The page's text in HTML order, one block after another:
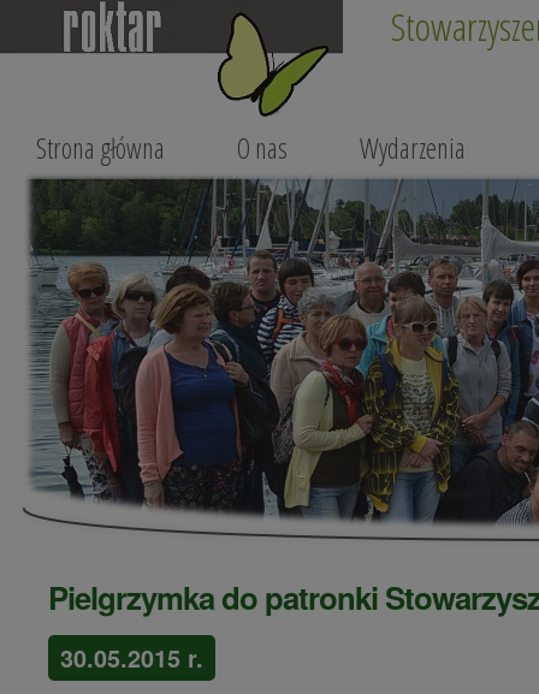
Strona główna O nas Wydarzenia
Pielgrzymka do patronki
30.05.2015 r.